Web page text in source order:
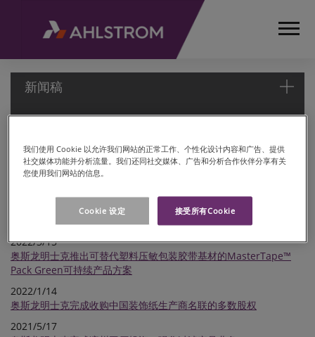
新闻稿
媒
稿
新闻稿
2022/6/15
奥斯龙明士克Ahlstrom-Munksjö装饰纸业务重组
2022/3/15
奥斯龙明士克推出可替代塑料压敏包装胶带基材的MasterTape™
Pack Green可持续产品方案
2022/1/14
奥斯龙明士克完成收购中国装饰纸生产商名联的多数股权
2021/5/17
我们使用 Cookie 以允许我们网站的正常工作、个性化设计内容和广告、提供
社交媒体功能并分析流量。我们还同社交媒体、广告和分析合作伙伴分享有关
您使用我们网站的信息。
接受所有Cookie
Cookie 设定